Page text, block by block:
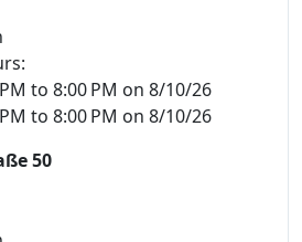
to 8:00 PM on 8/10/26
to 8:00 PM on 8/10/26
50